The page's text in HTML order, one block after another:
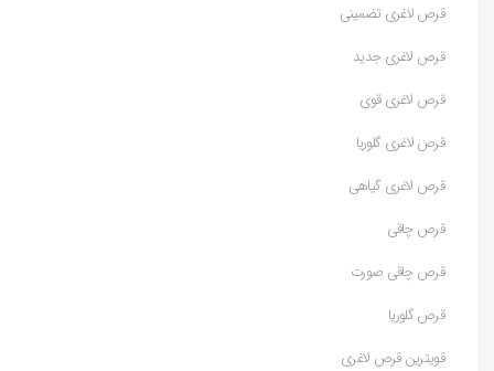
قرص لاغری تضمینی
قرص لاغری جدید
قرص لاغری قوی
قرص لاغری گلوریا
قرص لاغری گیاهی
قرص چاقی
قرص چاقی صورت
قرص گلوریا
قویترین قرص لاغری